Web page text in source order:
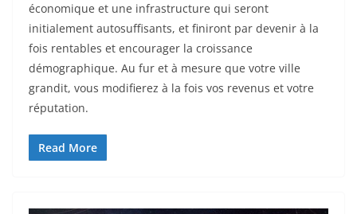
économique et une infrastructure qui seront
initialement autosuffisants, et finiront par devenir à la
fois rentables et encourager la croissance
démographique. Au fur et à mesure que votre ville
grandit, vous modifierez à la fois vos revenus et votre
réputation.
Read More